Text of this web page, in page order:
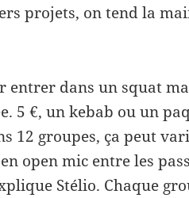
pro­jets, on tend la
entrer dans un squat
5 €, un kebab ou un
12 groupes, ça peut
open mic entre les
Stélio. Chaque